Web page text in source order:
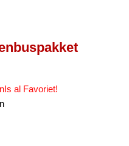
Is al Favoriet!